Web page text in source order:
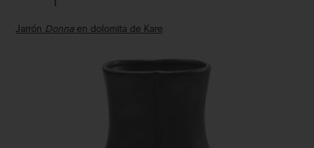
Jarrón Donna en dolomita de Kare